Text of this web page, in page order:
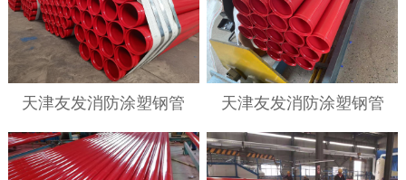
天津友发消防涂塑钢管 天津友发消防涂塑钢管